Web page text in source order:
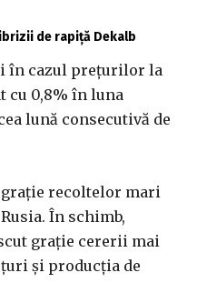
de rapiță Dekalb
în cazul preţurilor la
cu 0,8% în luna
lună consecutivă de
graţie recoltelor mari
În schimb,
graţie cererii mai
şi producţia de